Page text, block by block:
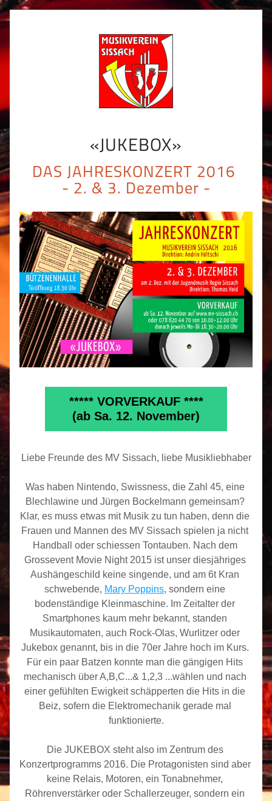
«JUKEBOX»
DAS JAHRESKONZERT 2016
- 2. & 3. Dezember -
***** VORVERKAUF ****
(ab Sa. 12. November)
Liebe Freunde des MV Sissach, liebe Musikliebhaber
Was haben Nintendo, Swissness, die Zahl 45, eine
Blechlawine und Jürgen Bockelmann gemeinsam?
Klar, es muss etwas mit Musik zu tun haben, denn die
Frauen und Mannen des MV Sissach spielen ja nicht
Handball oder schiessen Tontauben. Nach dem
Grossevent Movie Night 2015 ist unser diesjähriges
Aushängeschild keine singende, und am 6t Kran
schwebende, Mary Poppins, sondern eine
bodenständige Kleinmaschine. Im Zeitalter der
Smartphones kaum mehr bekannt, standen
Musikautomaten, auch Rock-Olas, Wurlitzer oder
Jukebox genannt, bis in die 70er Jahre hoch im Kurs.
Für ein paar Batzen konnte man die gängigen Hits
mechanisch über A,B,C...& 1,2,3 ...wählen und nach
einer gefühlten Ewigkeit schäpperten die Hits in die
Beiz, sofern die Elektromechanik gerade mal
funktionierte.
Die JUKEBOX steht also im Zentrum des
Konzertprogramms 2016. Die Protagonisten sind aber
keine Relais, Motoren, ein Tonabnehmer,
Röhrenverstärker oder Schallerzeuger, sondern ein